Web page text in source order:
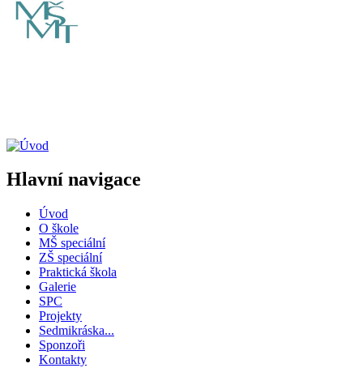
Hlavní navigace
Úvod
O škole
MŠ speciální
ZŠ speciální
Praktická škola
Galerie
SPC
Projekty
Sedmikráska...
Sponzoři
Kontakty